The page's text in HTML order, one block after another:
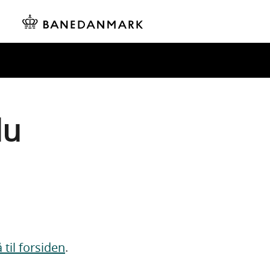
til forsiden.